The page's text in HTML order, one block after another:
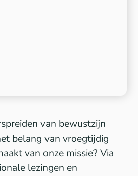
van bewustzijn
belang van vroegtijdig
van onze missie? Via
lezingen en